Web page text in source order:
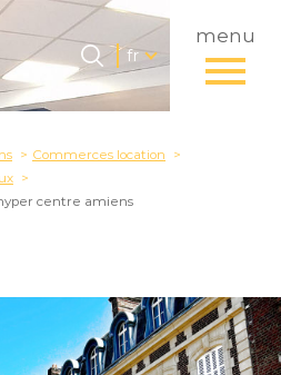
menu
Langue
fr
Langue
fr
Commerces location
centre amiens